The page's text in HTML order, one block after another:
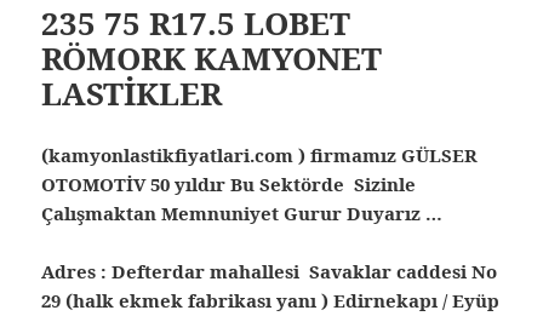
235 75 R17.5 LOBET
RÖMORK KAMYONET
LASTİKLER
(kamyonlastikfiyatlari.com ) firmamız GÜLSER
OTOMOTİV 50 yıldır Bu Sektörde Sizinle
Çalışmaktan Memnuniyet Gurur Duyarız …
Adres : Defterdar mahallesi Savaklar caddesi No
29 (halk ekmek fabrikası yanı ) Edirnekapı / Eyüp